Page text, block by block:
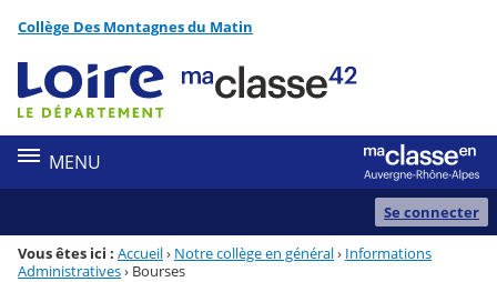
Menu de la rubrique
Contenu
Collège Des Montagnes du Matin
MENU
Se connecter
Vous êtes ici : Accueil› Notre collège en général› Informations
Administratives› Bourses